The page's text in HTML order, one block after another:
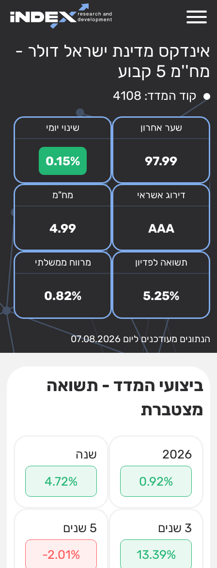
אינדקס מדינת ישראל דולר -
מח''מ 5 קבוע
קוד המדד: 4108
שער אחרון
97.99
שינוי יומי
0.15%
דירוג אשראי
AAA
מח"מ
4.99
תשואה לפדיון
5.25%
מרווח ממשלתי
0.82%
הנתונים מעודכנים ליום 07.08.2026
ביצועי המדד - תשואה
מצטברת
2026
0.92%
שנה
4.72%
3 שנים
13.39%
5 שנים
-2.01%